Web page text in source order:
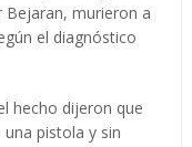
Bejaran, murieron a
el diagnóstico
hecho dijeron que
pistola y sin